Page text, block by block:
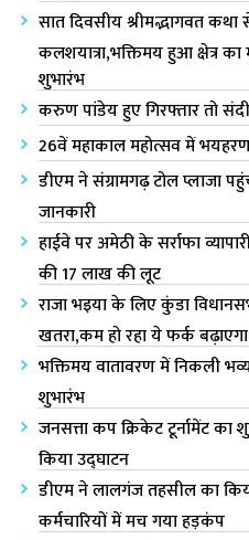
सात दिवसीय श्रीमद्भागवत कथा
कलशयात्रा,भक्तिमय हुआ क्षेत्र
शुभारंभ
करुण पांडेय हुए गिरफ्तार तो
26वें महाकाल महोत्सव में
डीएम ने संग्रामगढ़ टोल प्लाजा
जानकारी
हाईवे पर अमेठी के सर्राफा
की 17 लाख की लूट
राजा भ‌इया के लिए कुंडा
खतरा,कम हो रहा ये फर्क
भक्तिमय वातावरण में निकली
शुभारंभ
जनसत्ता कप क्रिकेट टूर्नामेंट
किया उद्घाटन
डीएम ने लालगंज तहसील का
कर्मचारियों में मच गया हड़कंप